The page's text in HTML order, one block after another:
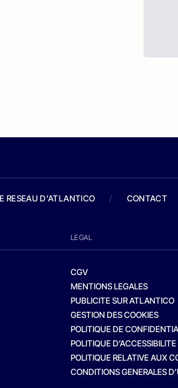
RESEAU D'ATLANTICO / CONTACT
LEGAL
CGV
MENTIONS LEGALES
PUBLICITE SUR ATLANTICO
GESTION DES COOKIES
POLITIQUE DE
POLITIQUE D’ACCESSIBILITE
POLITIQUE RELATIVE AUX
CONDITIONS GENERALES